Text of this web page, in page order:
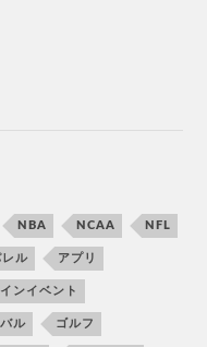
NBA NCAA NFL
レル アプリ
ンイベント
ル ゴルフ